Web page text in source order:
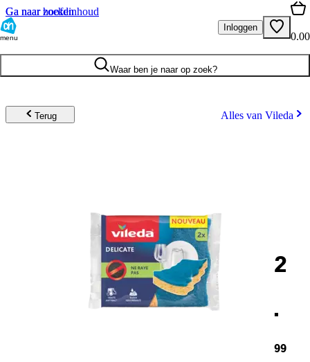
Ga naar hoofdinhoud
Ga naar zoeken
menu
Inloggen
0.00
Waar ben je naar op zoek?
Terug Alles van Vileda
2
.
99